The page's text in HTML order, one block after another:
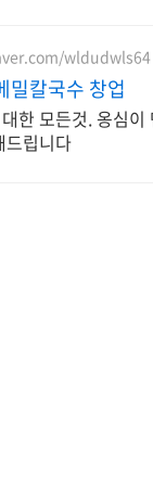
wldudwls64
밀칼국수 창업
한 모든것. 옹심이
드립니다